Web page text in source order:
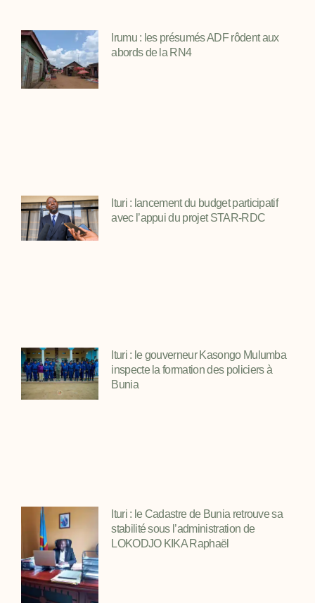
Irumu : les présumés ADF rôdent aux
abords de la RN4
Ituri : lancement du budget participatif
avec l’appui du projet STAR-RDC
Ituri : le gouverneur Kasongo Mulumba
inspecte la formation des policiers à
Bunia
Ituri : le Cadastre de Bunia retrouve sa
stabilité sous l’administration de
LOKODJO KIKA Raphaël